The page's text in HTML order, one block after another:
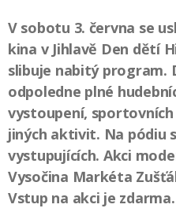
V sobotu 3. června se
kina v Jihlavě Den dětí
slibuje nabitý program.
odpoledne plné
vystoupení,
jiných aktivit. Na pódiu
vystupujících. Akci
Vysočina Markéta
Vstup na akci je zdarma.